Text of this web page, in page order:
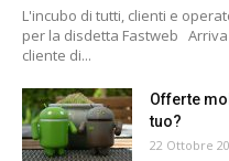
L'incubo di tutti, clienti e
per la disdetta Fastweb
cliente di...
Offerte
tuo?
22 Ottobre